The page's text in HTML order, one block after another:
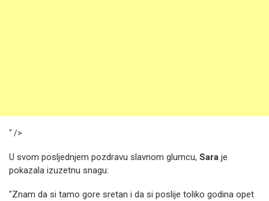
" />
U svom posljednjem pozdravu slavnom glumcu, Sara je
pokazala izuzetnu snagu:
"Znam da si tamo gore sretan i da si poslije toliko godina opet